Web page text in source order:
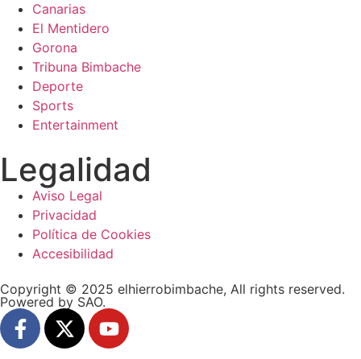
Canarias
El Mentidero
Gorona
Tribuna Bimbache
Deporte
Sports
Entertainment
Legalidad
Aviso Legal
Privacidad
Política de Cookies
Accesibilidad
Copyright © 2025 elhierrobimbache, All rights reserved.
Powered by SAO.